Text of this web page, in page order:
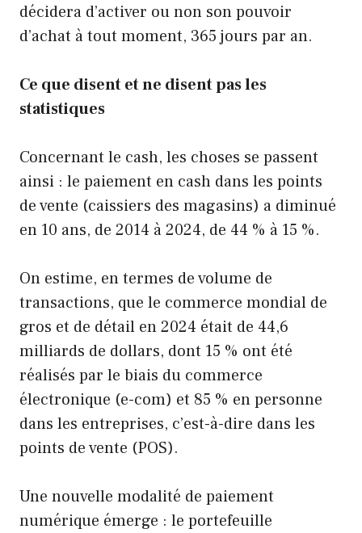
décidera d’activer ou non son pouvoir
d’achat à tout moment, 365 jours par an.
Ce que disent et ne disent pas les
statistiques
Concernant le cash, les choses se passent
ainsi : le paiement en cash dans les points
de vente (caissiers des magasins) a diminué
en 10 ans, de 2014 à 2024, de 44 % à 15 %.
On estime, en termes de volume de
transactions, que le commerce mondial de
gros et de détail en 2024 était de 44,6
milliards de dollars, dont 15 % ont été
réalisés par le biais du commerce
électronique (e-com) et 85 % en personne
dans les entreprises, c’est-à-dire dans les
points de vente (POS).
Une nouvelle modalité de paiement
numérique émerge : le portefeuille